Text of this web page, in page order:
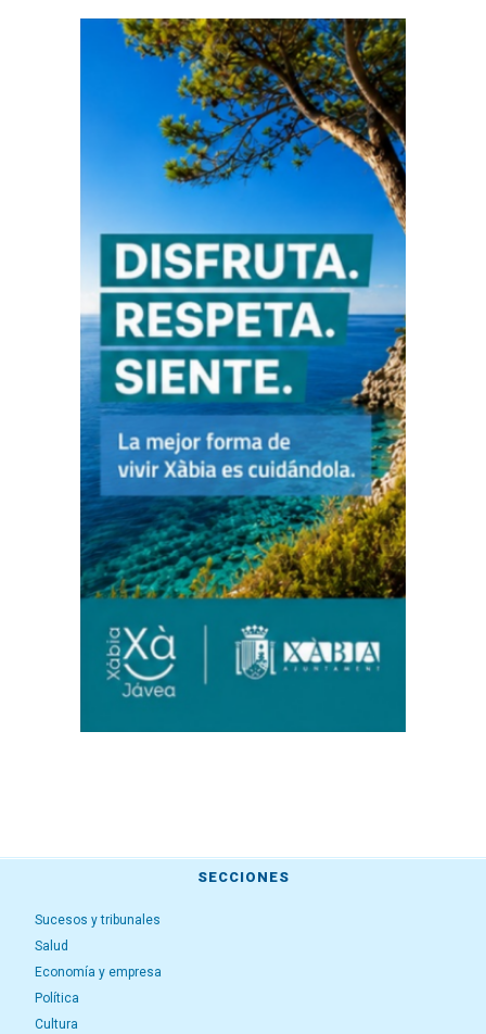
SECCIONES
Sucesos y tribunales
Salud
Economía y empresa
Política
Cultura